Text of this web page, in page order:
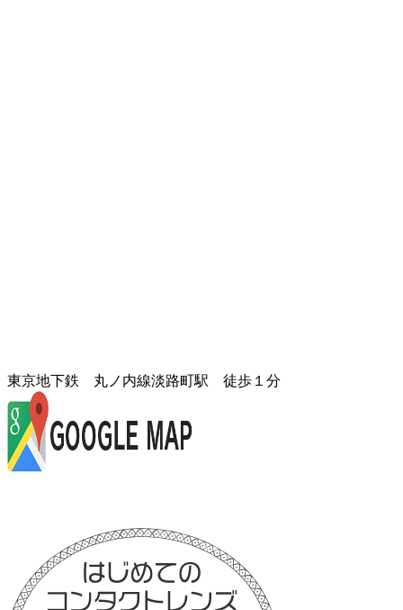
東京地下鉄 丸ノ内線淡路町駅 徒歩１分